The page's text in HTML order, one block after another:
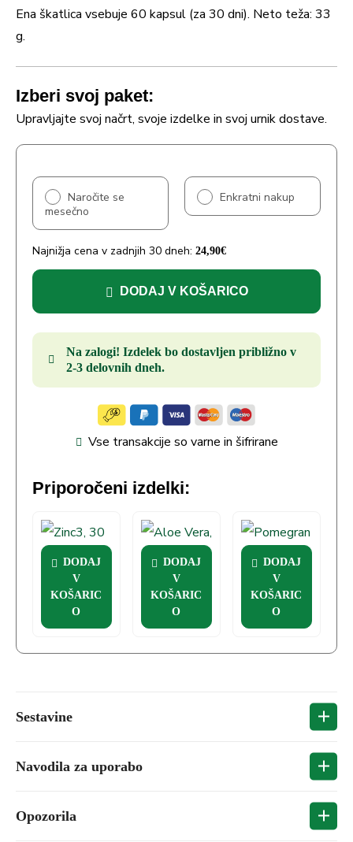
Ena škatlica vsebuje 60 kapsul (za 30 dni). Neto teža: 33
g.
Izberi svoj paket:
Upravljajte svoj načrt, svoje izdelke in svoj urnik dostave.
Enkratni nakup
Naročite se
mesečno
Najnižja cena v zadnjih 30 dneh: 24,90€
DODAJ V KOŠARICO
Na zalogi! Izdelek bo dostavljen približno v
2-3 delovnih dneh.
Vse transakcije so varne in šifrirane
Priporočeni izdelki:
Zinc3, 30
kapsul
DODAJ
V
KOŠARIC
O
Aloe Vera, 1
DODAJ
V
KOŠARIC
O
Pomegranate,
DODAJ
V
KOŠARIC
O
Sestavine
Kolinski bitartrat, ekstrakt mladih bambusovih
najmanj 75 % silicija, kapsula (HPMC -
Navodila za uporabo
Pravilna uporaba prehranskih dopolnil z B
Opozorila